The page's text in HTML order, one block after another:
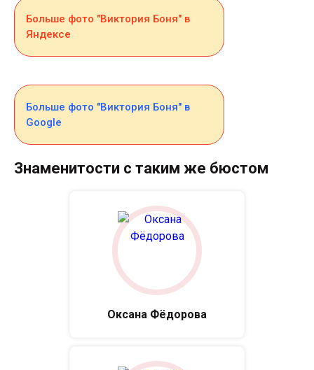
Больше фото "Виктория Боня" в
Яндексе
Больше фото "Виктория Боня" в
Google
Знаменитости с таким же бюстом
Оксана Фёдорова